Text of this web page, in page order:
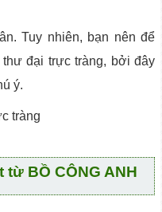
Tuy nhiên, bạn nên để
đại trực tràng, bởi đây
ý.
BỒ CÔNG ANH